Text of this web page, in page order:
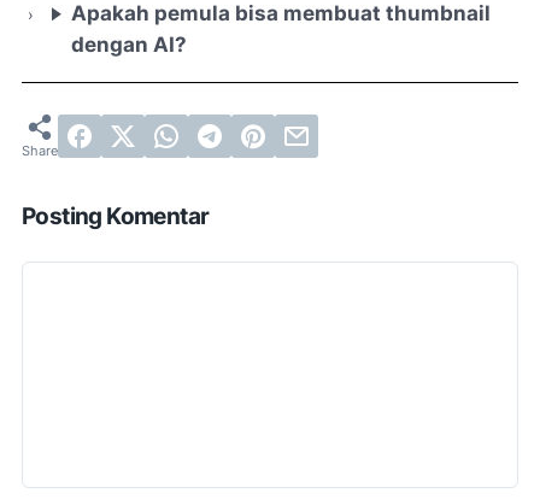
Apakah pemula bisa membuat thumbnail
dengan AI?
Posting Komentar